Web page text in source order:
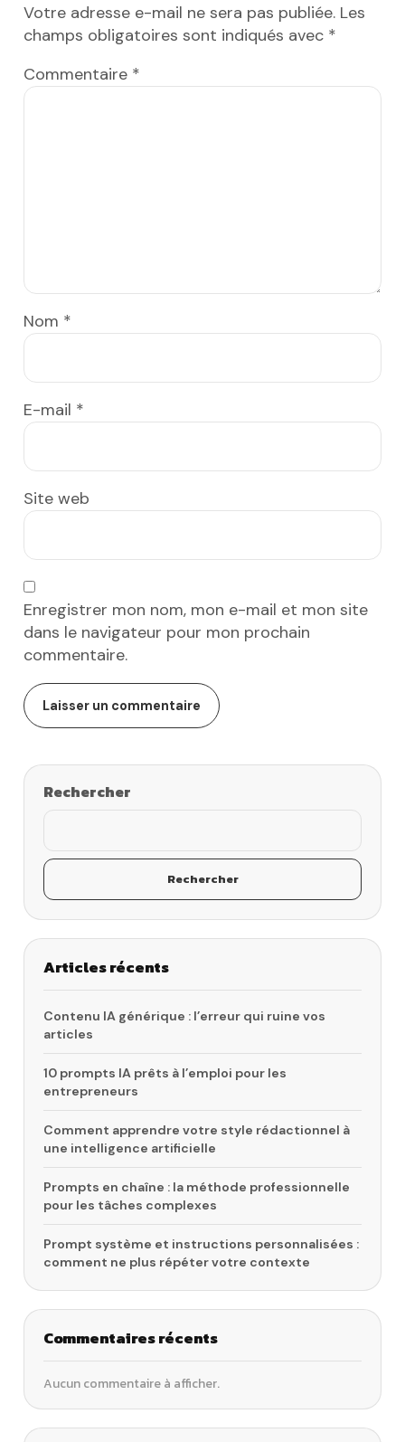
Votre adresse e-mail ne sera pas publiée. Les
champs obligatoires sont indiqués avec *
Commentaire *
Nom *
E-mail *
Site web
Enregistrer mon nom, mon e-mail et mon site
dans le navigateur pour mon prochain
commentaire.
Rechercher
Rechercher
Articles récents
Contenu IA générique : l’erreur qui ruine vos
articles
10 prompts IA prêts à l’emploi pour les
entrepreneurs
Comment apprendre votre style rédactionnel à
une intelligence artificielle
Prompts en chaîne : la méthode professionnelle
pour les tâches complexes
Prompt système et instructions personnalisées :
comment ne plus répéter votre contexte
Commentaires récents
Aucun commentaire à afficher.